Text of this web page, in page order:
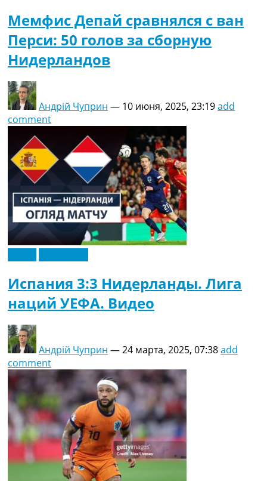
Мемфис Депай сравнялся с ван
Перси: 50 голов за сборную
Нидерландов
Андрій Чуприн — 10 июня, 2025, 23:19add
comment
Испания 3:3 Нидерланды. Лига
наций УЕФА. Видео
Андрій Чуприн —24 марта, 2025, 07:38add
comment